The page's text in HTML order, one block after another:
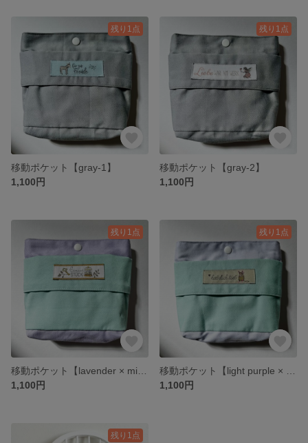
残り1点
移動ポケット【gray-1】
1,100円
残り1点
移動ポケット【gray-2】
1,100円
残り1点
1,100円
残り1点
1,100円
残り1点